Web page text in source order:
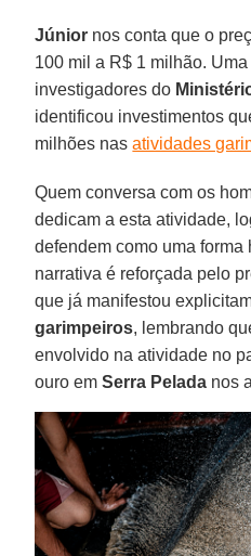
Júnior nos conta que o
100 mil a R$ 1 milhão.
investigadores do
identificou investimentos
milhões nas atividades
Quem conversa com os
dedicam a esta atividade,
defendem como uma forma
narrativa é reforçada pelo
que já manifestou
garimpeiros, lembrando
envolvido na atividade no
ouro emSerra Pelada nos